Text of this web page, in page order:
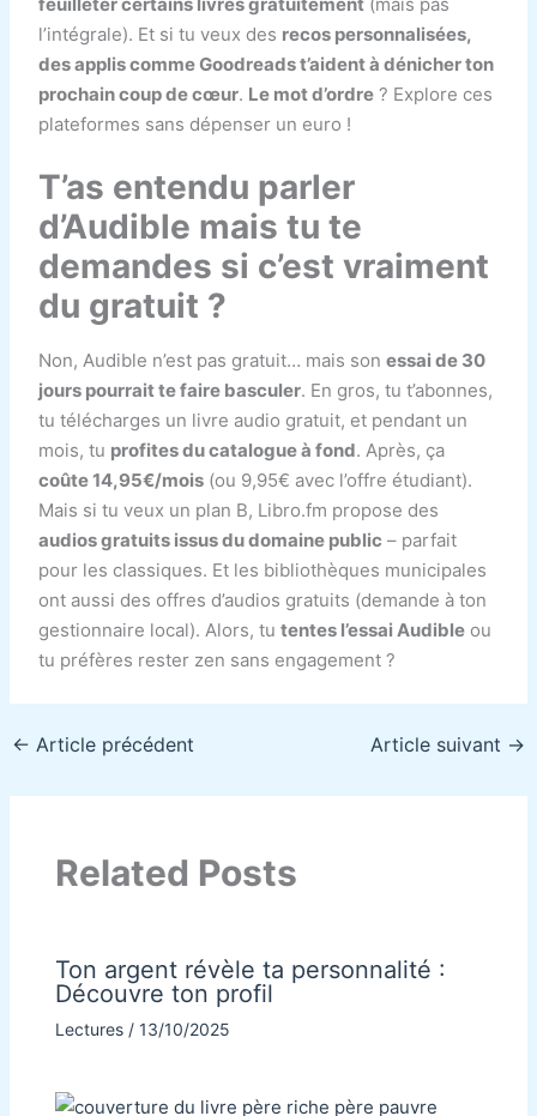
l’intégrale). Et si tu veux des recos personnalisées,
des applis comme Goodreads t’aident à dénicher ton
prochain coup de cœur. Le mot d’ordre ? Explore ces
plateformes sans dépenser un euro !
T’as entendu parler
d’Audible mais tu te
demandes si c’est vraiment
du gratuit ?
Non, Audible n’est pas gratuit… mais sonessai de 30
jours pourrait te faire basculer. En gros, tu t’abonnes,
tu télécharges un livre audio gratuit, et pendant un
mois, tu profites du catalogue à fond. Après, ça
coûte 14,95€/mois (ou 9,95€ avec l’offre étudiant).
Mais si tu veux un plan B, Libro.fm propose des
audios gratuits issus du domaine public – parfait
pour les classiques. Et les bibliothèques municipales
ont aussi des offres d’audios gratuits (demande à ton
gestionnaire local). Alors, tutentes l’essai Audible ou
tu préfères rester zen sans engagement ?
← Article précédent Article suivant →
Related Posts
Ton argent révèle ta personnalité :
Découvre ton profil
Lectures/ 13/10/2025